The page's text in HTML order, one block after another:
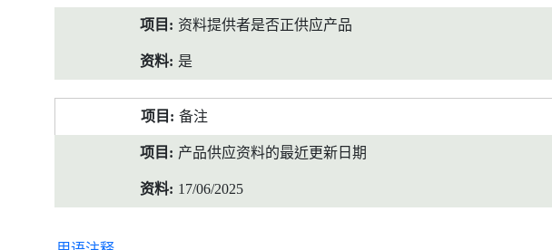
资料提供者是否正供应产品
是
备注
产品供应资料的最近更新日期
17/06/2025